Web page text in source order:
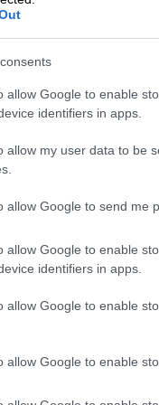
allow Google to enable
identifiers in apps.
allow my user data to be
allow Google to send me
allow Google to enable
identifiers in apps.
allow Google to enable
allow Google to enable
πέντε
δεν είναι
κατά την κρίση
νόσησης των
ημέρες
ή τη
ελέγχου,
ΕΟΔΥ.
άδειες
να
ίδιο γονέα